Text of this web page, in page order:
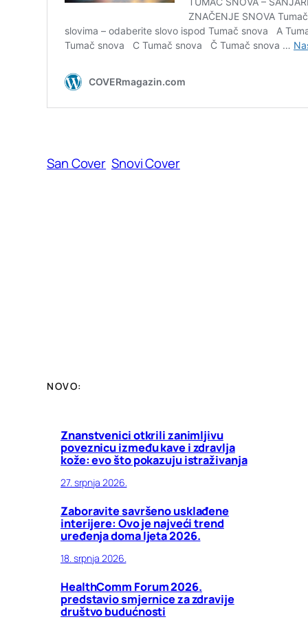
San Cover Snovi Cover
NOVO:
Znanstvenici otkrili zanimljivu
poveznicu između kave i zdravlja
kože: evo što pokazuju istraživanja
27. srpnja 2026.
Zaboravite savršeno usklađene
interijere: Ovo je najveći trend
uređenja doma ljeta 2026.
18. srpnja 2026.
HealthComm Forum 2026.
predstavio smjernice za zdravije
društvo budućnosti